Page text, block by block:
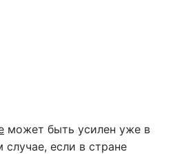
может быть усилен уже в
случае, если в стране